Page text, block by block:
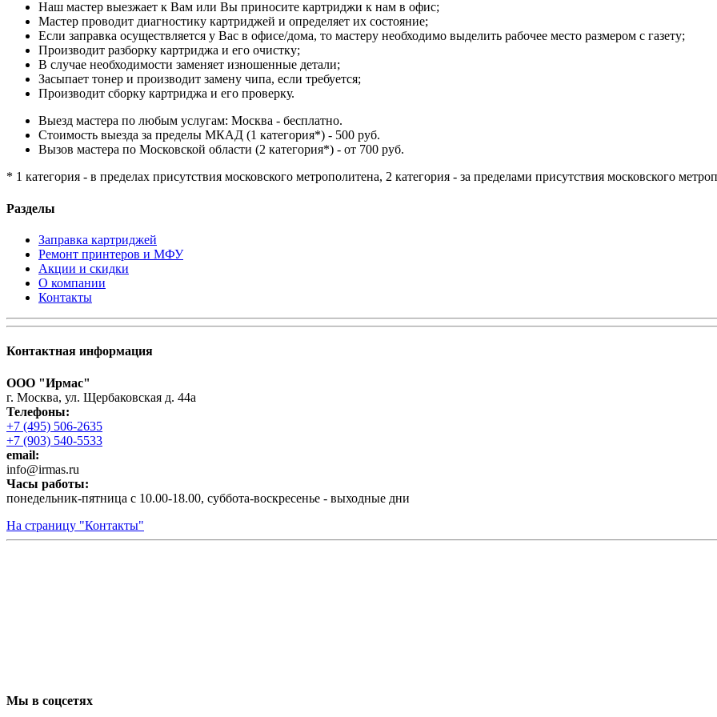
Наш мастер выезжает к Вам или Вы приносите картриджи к нам в офис;
Мастер проводит диагностику картриджей и определяет их состояние;
Если заправка осуществляется у Вас в офисе/дома, то мастеру необходимо выделить рабочее место размером с газету;
Производит разборку картриджа и его очистку;
В случае необходимости заменяет изношенные детали;
Засыпает тонер и производит замену чипа, если требуется;
Производит сборку картриджа и его проверку.
Выезд мастера по любым услугам: Москва - бесплатно.
Стоимость выезда за пределы МКАД (1 категория*) - 500 руб.
Вызов мастера по Московской области (2 категория*) - от 700 руб.
* 1 категория - в пределах присутствия московского метрополитена, 2 категория - за пределами присутствия московского
Разделы
Заправка картриджей
Ремонт принтеров и МФУ
Акции и скидки
О компании
Контакты
Контактная информация
ООО "Ирмас"
г. Москва, ул. Щербаковская д. 44а
Телефоны:
+7 (495) 506-2635
+7 (903) 540-5533
email:
infо@irmas.ru
Часы работы:
понедельник-пятница с 10.00-18.00, суббота-воскресенье - выходные дни
На страницу "Контакты"
Мы в соцсетях